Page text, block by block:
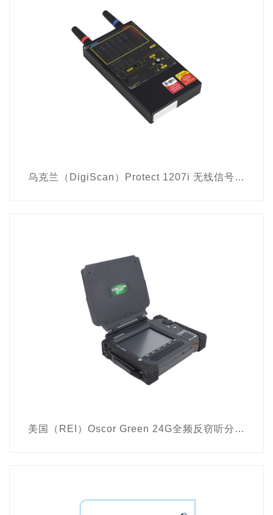
乌克兰（DigiScan）Protect 1207i 无线信号检测器
美国（REI）Oscor Green 24G全频反窃听分析仪